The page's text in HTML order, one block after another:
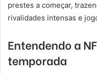
prestes a começar,
rivalidades intensas e
Entendendo a
temporada